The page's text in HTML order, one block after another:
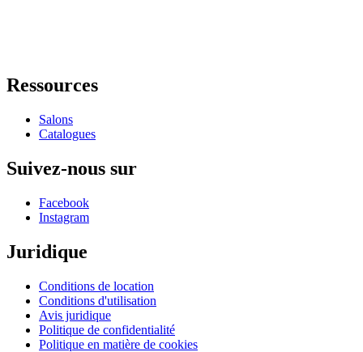
Ressources
Salons
Catalogues
Suivez-nous sur
Facebook
Instagram
Juridique
Conditions de location
Conditions d'utilisation
Avis juridique
Politique de confidentialité
Politique en matière de cookies